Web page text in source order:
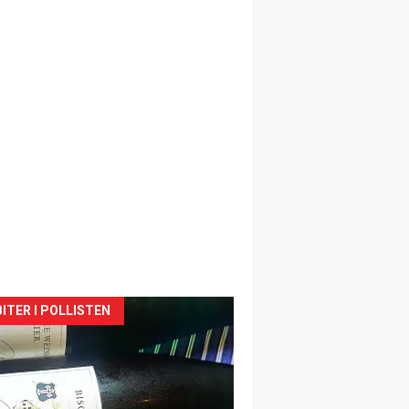
I POLLISTEN